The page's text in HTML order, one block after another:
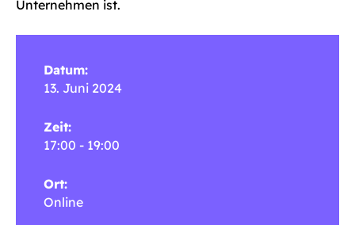
Unternehmen ist.
Datum:
13. Juni 2024
Zeit:
17:00 - 19:00
Ort:
Online